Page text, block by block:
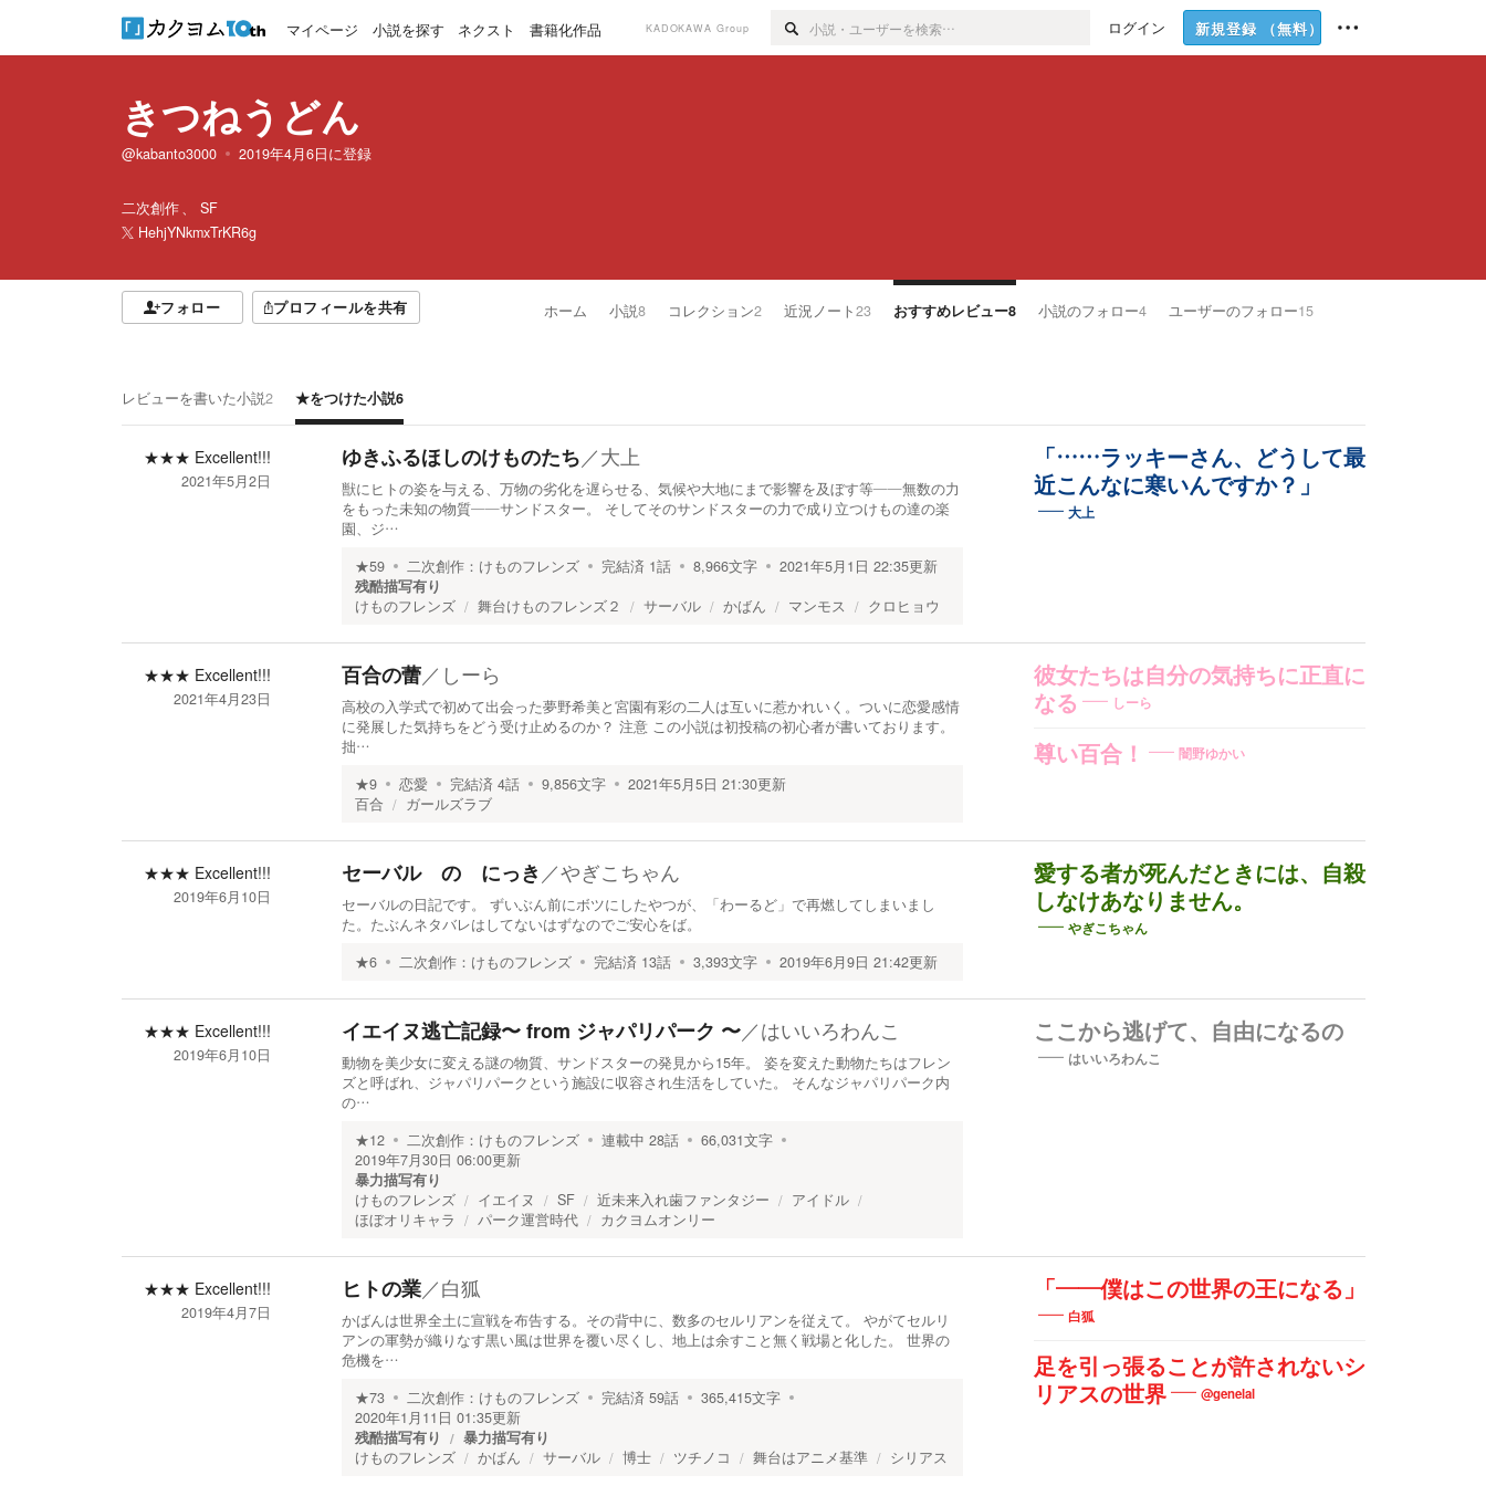
マイページ 小説を探す ネクスト 書籍化作品 KADOKAWA Group ログイン 新規登録 （無料）
きつねうどん
@kabanto3000 2019年4月6日に登録
二次創作
SF
HehjYNkmxTrKR6g
フォロー プロフィールを共有 ホーム 小説8 コレクション2 近況ノート23 おすすめレビュー8 小説のフォロー4 ユーザーのフォロー15
レビューを書いた小説2 ★をつけた小説6
★★★ Excellent!!!
2021年5月2日
ゆきふるほしのけものたち／大上
獣にヒトの姿を与える、万物の劣化を遅らせる、気候や大地にまで影響を及ぼす等――無数の力
をもった未知の物質――サンドスター。 そしてそのサンドスターの力で成り立つけもの達の楽
園、ジ…
★59 二次創作： けものフレンズ 完結済 1話 8,966文字 2021年5月1日 22:35更新
残酷描写有り
けものフレンズ
舞台けものフレンズ２ サーバル かばん マンモス クロヒョウ
「……ラッキーさん、どうして最
近こんなに寒いんですか？」
大上
★★★ Excellent!!!
2021年4月23日
百合の蕾／ しーら
高校の入学式で初めて出会った夢野希美と宮園有彩の二人は互いに惹かれいく。ついに恋愛感情
に発展した気持ちをどう受け止めるのか？ 注意 この小説は初投稿の初心者が書いております。
拙…
★9 恋愛 完結済 4話 9,856文字 2021年5月5日 21:30更新
百合
ガールズラブ
彼女たちは自分の気持ちに正直に
なる
しーら
尊い百合！ 闇野ゆかい
★★★ Excellent!!!
2019年6月10日
セーバル の にっき ／やぎこちゃん
セーバルの日記です。 ずいぶん前にボツにしたやつが、「わーるど」で再燃してしまいまし
た。たぶんネタバレはしてないはずなのでご安心をば。
★6 二次創作： けものフレンズ 完結済 13話 3,393文字 2019年6月9日 21:42更新
愛する者が死んだときには、自殺
しなけあなりません。
やぎこちゃん
★★★ Excellent!!!
2019年6月10日
イエイヌ逃亡記録〜 from ジャパリパーク 〜／はいいろわんこ
動物を美少女に変える謎の物質、サンドスターの発見から15年。 姿を変えた動物たちはフレン
ズと呼ばれ、ジャパリパークという施設に収容され生活をしていた。 そんなジャパリパーク内
の…
★12 二次創作： けものフレンズ 連載中 28話 66,031文字
2019年7月30日 06:00更新
暴力描写有り
けものフレンズ
イエイヌ SF 近未来入れ歯ファンタジー
アイドル
ほぼオリキャラ
パーク運営時代 カクヨムオンリー
ここから逃げて、自由になるの
はいいろわんこ
★★★ Excellent!!!
2019年4月7日
ヒトの業／白狐
かばんは世界全土に宣戦を布告する。その背中に、数多のセルリアンを従えて。 やがてセルリ
アンの軍勢が織りなす黒い風は世界を覆い尽くし、地上は余すこと無く戦場と化した。 世界の
危機を…
★73 二次創作： けものフレンズ 完結済 59話 365,415文字
2020年1月11日 01:35更新
残酷描写有り
暴力描写有り
けものフレンズ
かばん サーバル 博士 ツチノコ 舞台はアニメ基準 シリアス
「――僕はこの世界の王になる」
白狐
足を引っ張ることが許されないシ
リアスの世界
@genelal